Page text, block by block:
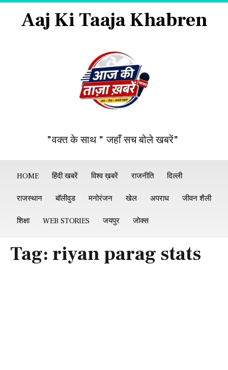
Aaj Ki Taaja Khabren
"वक्त के साथ " जहाँ सच बोले खबरें"
HOME हिंदी खबरें विश्व ख़बरें राजनीति दिल्ली
राजस्थान बॉलीवुड मनोरंजन खेल अपराध जीवन शैली
शिक्षा WEB STORIES जयपुर जोक्स
Tag: riyan parag stats